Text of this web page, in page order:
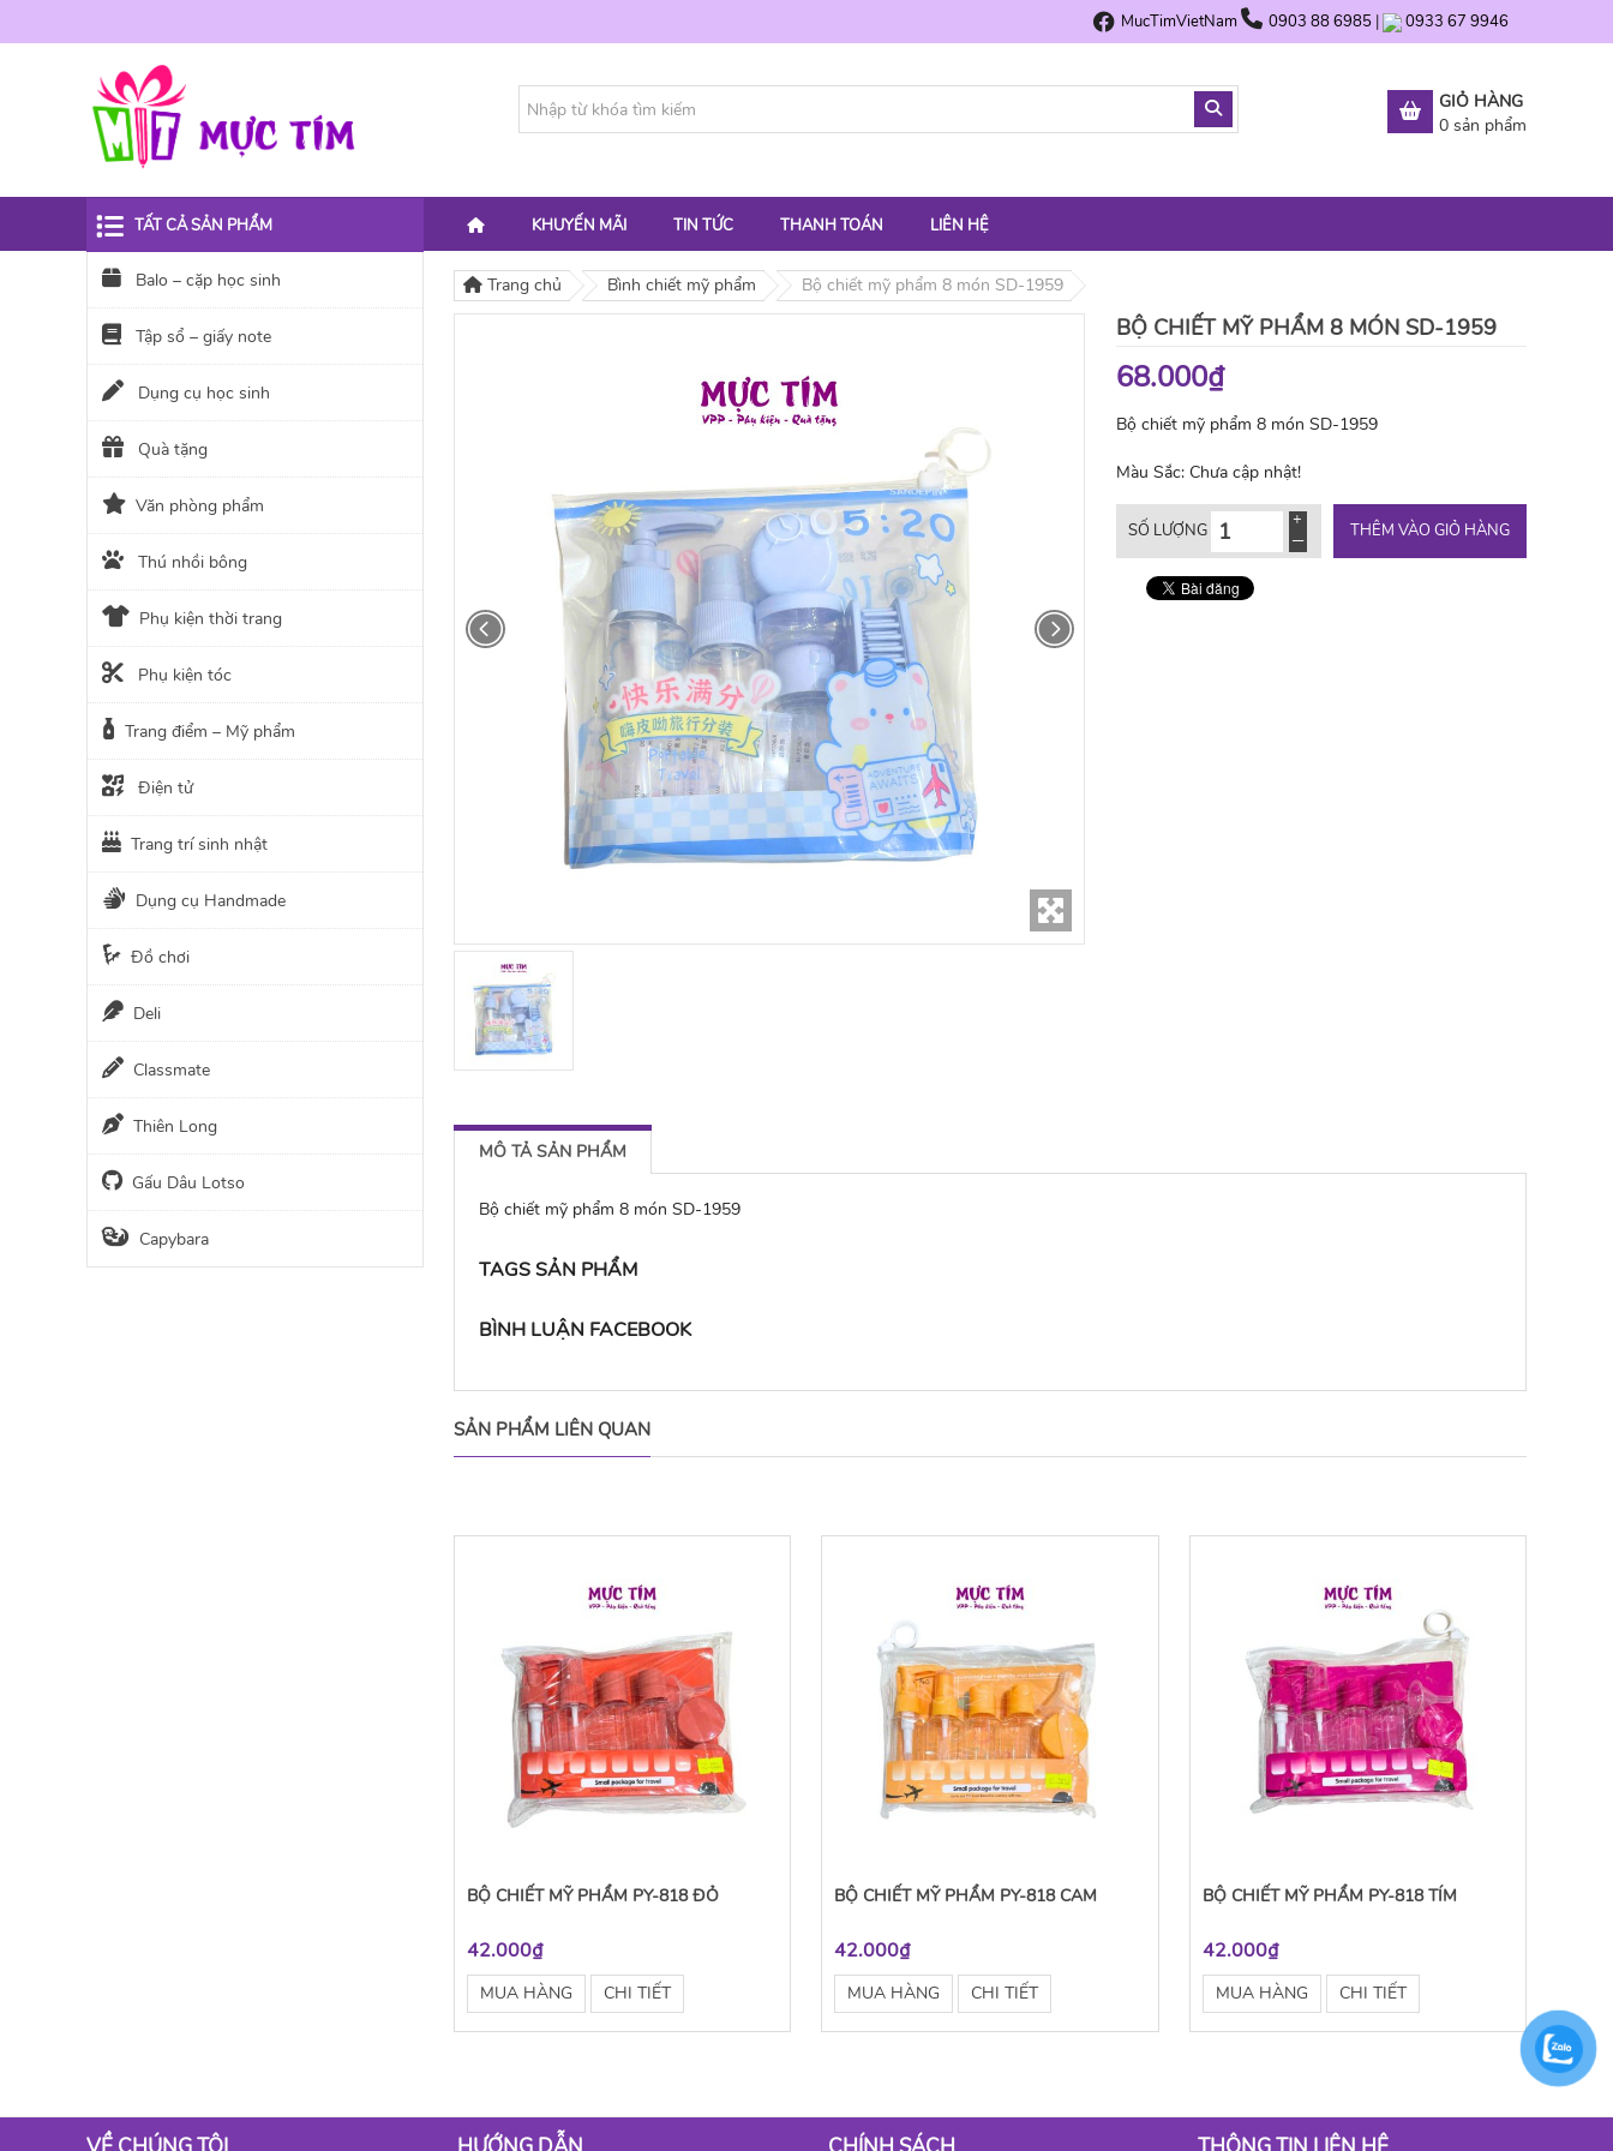
MucTimVietNam 0903 88 6985 | 0933 67 9946
GIỎ HÀNG
0 sản phẩm
KHUYẾN MÃI TIN TỨC THANH TOÁN LIÊN HỆ
Trang chủ Bình chiết mỹ phẩm Bộ chiết mỹ phẩm 8 món SD-1959
BỘ CHIẾT MỸ PHẨM 8 MÓN SD-1959
68.000₫
Bộ chiết mỹ phẩm 8 món SD-1959
Màu Sắc: Chưa cập nhật!
SỐ LƯỢNG THÊM VÀO GIỎ HÀNG
MÔ TẢ SẢN PHẨM
Bộ chiết mỹ phẩm 8 món SD-1959
TAGS SẢN PHẨM
BÌNH LUẬN FACEBOOK
SẢN PHẨM LIÊN QUAN
BỘ CHIẾT MỸ PHẨM PY-818 ĐỎ
42.000₫
MUA HÀNG CHI TIẾT
BỘ CHIẾT MỸ PHẨM PY-818 CAM
42.000₫
MUA HÀNG CHI TIẾT
BỘ CHIẾT MỸ PHẨM PY-818 TÍM
42.000₫
MUA HÀNG CHI TIẾT
TẤT CẢ SẢN PHẨM
Balo – cặp học sinh
Tập sổ – giấy note
Dụng cụ học sinh
Quà tặng
Văn phòng phẩm
Thú nhồi bông
Phụ kiện thời trang
Phụ kiện tóc
Trang điểm – Mỹ phẩm
Điện tử
Trang trí sinh nhật
Dụng cụ Handmade
Đồ chơi
Deli
Classmate
Thiên Long
Gấu Dâu Lotso
Capybara